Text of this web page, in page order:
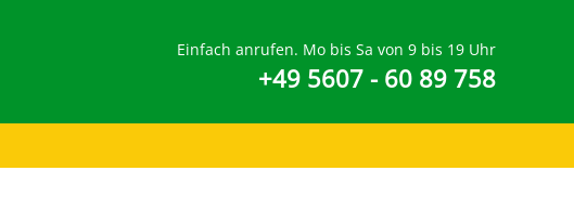
Einfach anrufen. Mo bis Sa von 9 bis 19 Uhr
+49 5607 - 60 89 758